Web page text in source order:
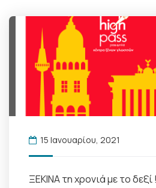
15 Ιανουαρίου, 2021
ΞΕΚΙΝΑ τη χρονιά με το δεξί !